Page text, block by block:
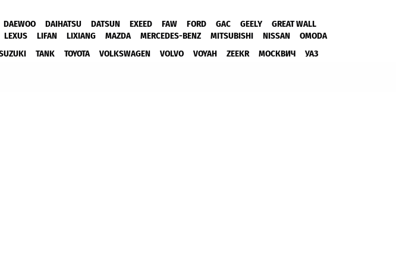
DAEWOO DAIHATSU DATSUN EXEED FAW FORD GAC GEELY
GREAT WALL
LEXUS LIFAN LIXIANG MAZDA MERCEDES-BENZ MITSUBISHI NISSAN
OMODA
TANK TOYOTA VOLKSWAGEN VOLVO VOYAH ZEEKR МОСКВИЧ УАЗ